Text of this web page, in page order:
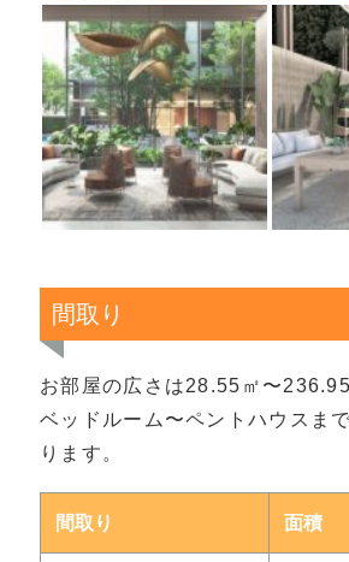
間取り
お部屋の広さは28.55㎡〜
ベッドルーム〜ペントハウスま
ります。
間取り 面積